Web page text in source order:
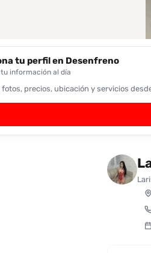
tu perfil en Desenfreno
información al día
precios, ubicación y servicios